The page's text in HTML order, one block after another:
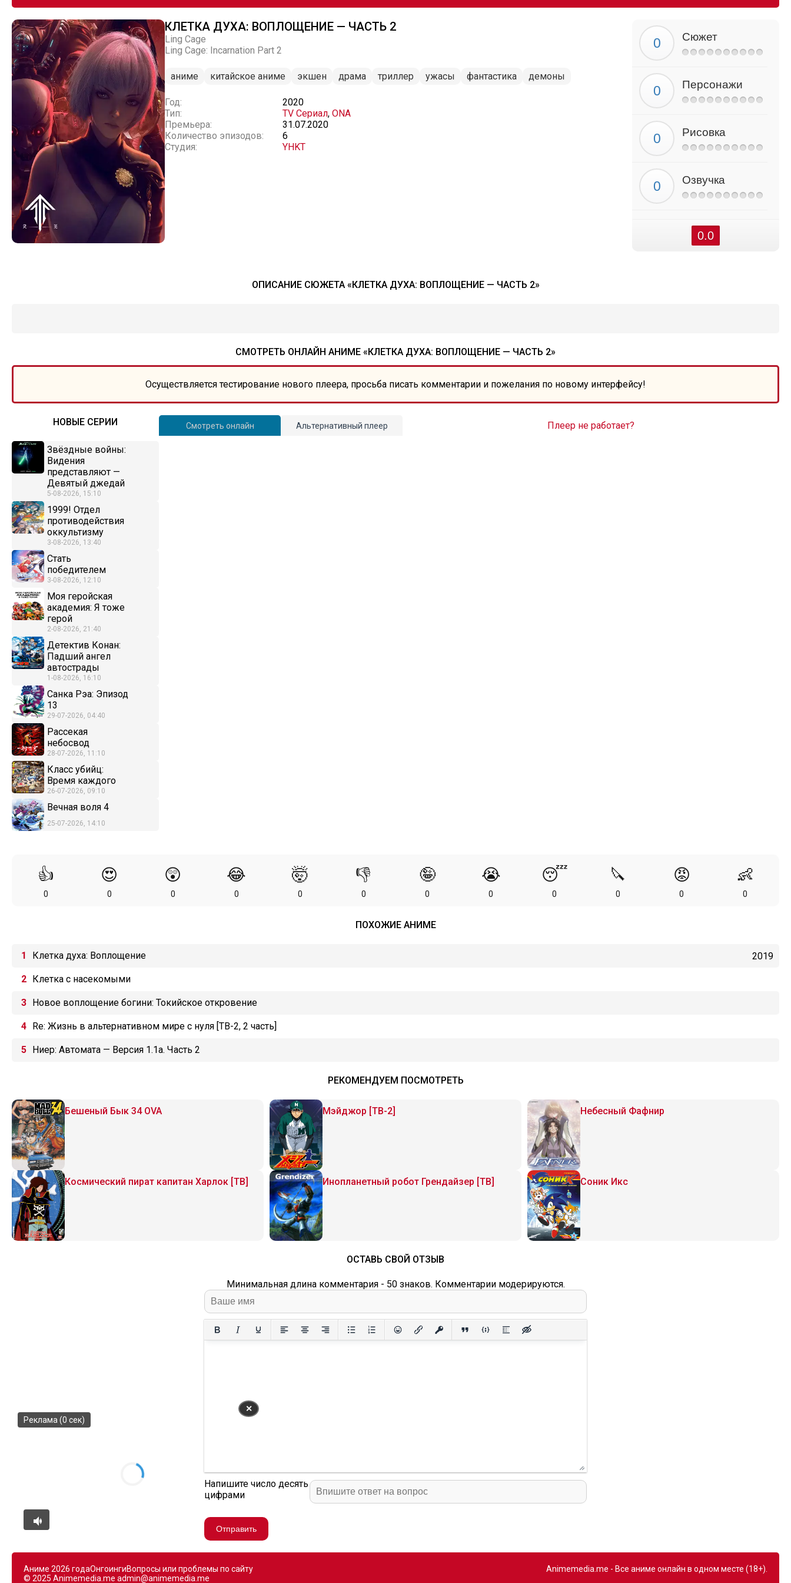
КЛЕТКА ДУХА: ВОПЛОЩЕНИЕ — ЧАСТЬ 2
Ling Cage
Ling Cage: Incarnation Part 2
аниме китайское аниме экшен драма триллер ужасы фантастика демоны
Год:
2020
Тип:
TV Сериал, ONA
Премьера:
31.07.2020
Количество эпизодов:
6
Студия:
YHKT
Сюжет
Персонажи
Рисовка
Озвучка
0.0
ОПИСАНИЕ СЮЖЕТА «КЛЕТКА ДУХА: ВОПЛОЩЕНИЕ — ЧАСТЬ 2»
СМОТРЕТЬ ОНЛАЙН АНИМЕ «КЛЕТКА ДУХА: ВОПЛОЩЕНИЕ — ЧАСТЬ 2»
Осуществляется тестирование нового плеера, просьба писать комментарии и пожелания по новому интерфейсу!
НОВЫЕ СЕРИИ
Звёздные войны:
Видения
представляют —
Девятый джедай
5-08-2026, 15:10
1999! Отдел
противодействия
оккультизму
3-08-2026, 13:40
Стать
победителем
3-08-2026, 12:10
Моя геройская
академия: Я тоже
герой
2-08-2026, 21:40
Детектив Конан:
Падший ангел
автострады
1-08-2026, 16:10
Санка Рэа: Эпизод
13
29-07-2026, 04:40
Рассекая
небосвод
28-07-2026, 11:10
Класс убийц:
Время каждого
26-07-2026, 09:10
Вечная воля 4
25-07-2026, 14:10
Смотреть онлайн Альтернативный плеер Плеер не работает?
👍
0
😍
0
😲
0
😂
0
🤯
0
👎
0
🤪
0
😭
0
😴
0
🔪
0
😡
0
👶
0
ПОХОЖИЕ АНИМЕ
Клетка духа: Воплощение 2019
Клетка с насекомыми
Новое воплощение богини: Токийское откровение
Re: Жизнь в альтернативном мире с нуля [ТВ-2, 2 часть]
Ниер: Автомата — Версия 1.1а. Часть 2
РЕКОМЕНДУЕМ ПОСМОТРЕТЬ
Бешеный Бык 34 OVA Мэйджор [ТВ-2] Небесный Фафнир
Космический пират капитан Харлок [ТВ] Инопланетный робот Грендайзер [ТВ] Соник Икс
ОСТАВЬ СВОЙ ОТЗЫВ
Минимальная длина комментария - 50 знаков. Комментарии модерируются.
Напишите число десять
цифрами
Отправить
Аниме 2026 годаОнгоингиВопросы или проблемы по сайту
Animemedia.me - Все аниме онлайн в одном месте (18+).
© 2025 Animemedia.me admin@animemedia.me
✕
Реклама (0 сек)